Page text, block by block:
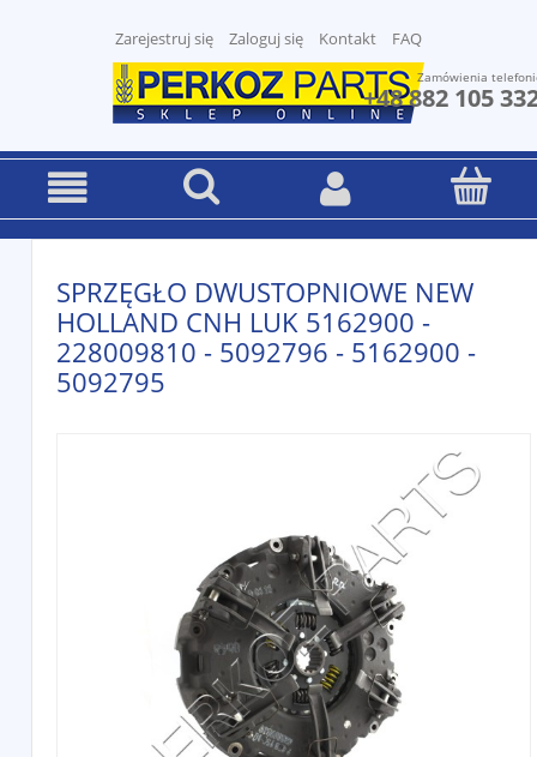
Zarejestruj się Zaloguj się Kontakt FAQ
Zamówienia
+48 882 105
SPRZĘGŁO DWUSTOPNIOWE NEW
HOLLAND CNH LUK 5162900 -
228009810 - 5092796 - 5162900 -
5092795